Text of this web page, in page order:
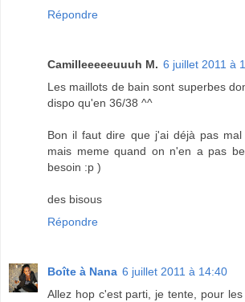
Répondre
Camilleeeeeuuuh M. 6 juillet 2011 à
Les maillots de bain sont superbes
dispo qu'en 36/38 ^^
Bon il faut dire que j'ai déjà pas
mais meme quand on n'en a pas
besoin :p )
des bisous
Répondre
Boîte à Nana 6 juillet 2011 à 14:40
Allez hop c'est parti, je tente, pour